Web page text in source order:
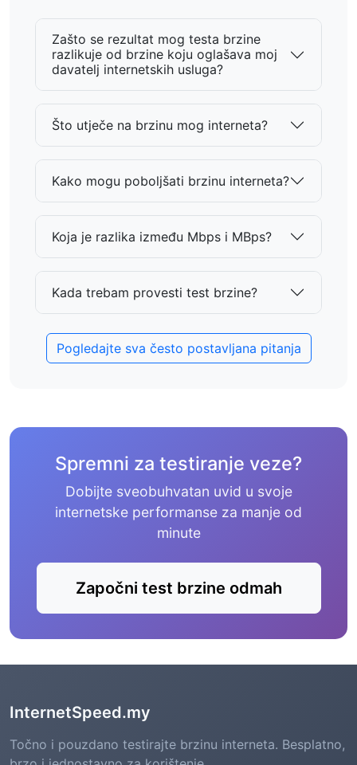
Zašto se rezultat mog testa brzine
razlikuje od brzine koju oglašava moj
davatelj internetskih usluga?
Što utječe na brzinu mog interneta?
Kako mogu poboljšati brzinu interneta?
Koja je razlika između Mbps i MBps?
Kada trebam provesti test brzine?
Pogledajte sva često postavljana pitanja
Spremni za testiranje veze?
Dobijte sveobuhvatan uvid u svoje
internetske performanse za manje od
minute
Započni test brzine odmah
InternetSpeed.my
Točno i pouzdano testirajte brzinu interneta. Besplatno,